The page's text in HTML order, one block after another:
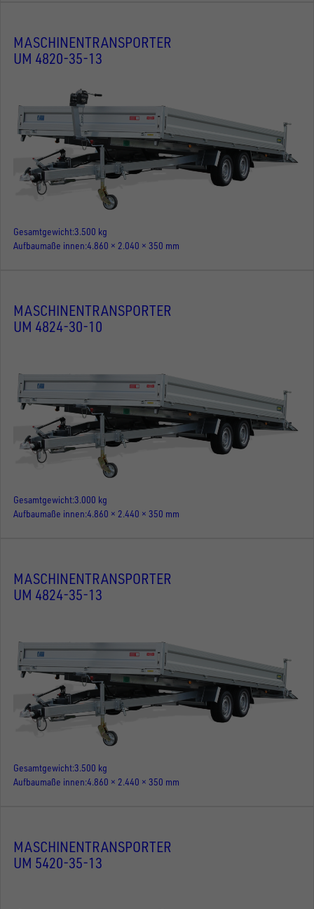
MASCHINENTRANSPORTER
UM 4820-35-13
Gesamtgewicht3.500 kg
Aufbaumaße innen 4.860 × 2.040 × 350 mm
MASCHINENTRANSPORTER
UM 4824-30-10
Gesamtgewicht3.000 kg
Aufbaumaße innen 4.860 × 2.440 × 350 mm
MASCHINENTRANSPORTER
UM 4824-35-13
Gesamtgewicht3.500 kg
Aufbaumaße innen 4.860 × 2.440 × 350 mm
MASCHINENTRANSPORTER
UM 5420-35-13